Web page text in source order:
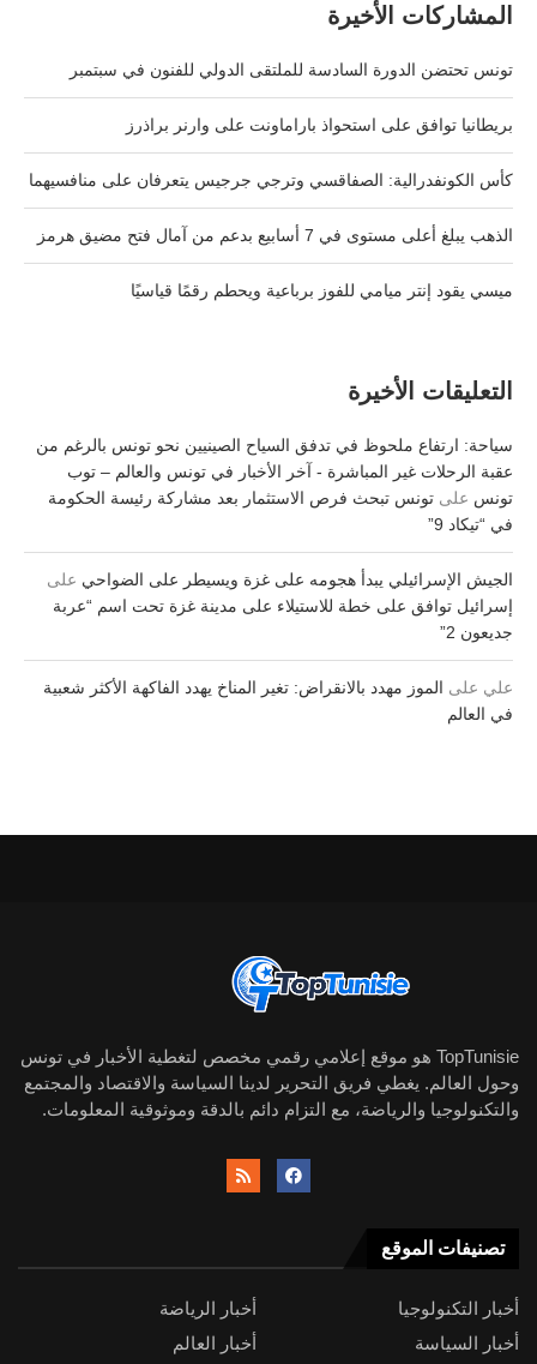
المشاركات الأخيرة
تونس تحتضن الدورة السادسة للملتقى الدولي للفنون في سبتمبر
بريطانيا توافق على استحواذ باراماونت على وارنر براذرز
كأس الكونفدرالية: الصفاقسي وترجي جرجيس يتعرفان على منافسيهما
الذهب يبلغ أعلى مستوى في 7 أسابيع بدعم من آمال فتح مضيق هرمز
ميسي يقود إنتر ميامي للفوز برباعية ويحطم رقمًا قياسيًا
التعليقات الأخيرة
سياحة: ارتفاع ملحوظ في تدفق السياح الصينيين نحو تونس بالرغم من
عقبة الرحلات غير المباشرة - آخر الأخبار في تونس والعالم – توب
تونس على تونس تبحث فرص الاستثمار بعد مشاركة رئيسة الحكومة
في “تيكاد 9”
الجيش الإسرائيلي يبدأ هجومه على غزة ويسيطر على الضواحي على
إسرائيل توافق على خطة للاستيلاء على مدينة غزة تحت اسم “عربة
جديعون 2”
علي على الموز مهدد بالانقراض: تغير المناخ يهدد الفاكهة الأكثر شعبية
في العالم
TopTunisie هو موقع إعلامي رقمي مخصص لتغطية الأخبار في تونس
وحول العالم. يغطي فريق التحرير لدينا السياسة والاقتصاد والمجتمع
والتكنولوجيا والرياضة، مع التزام دائم بالدقة وموثوقية المعلومات.
تصنيفات الموقع
أخبار التكنولوجيا
أخبار الرياضة
أخبار السياسة
أخبار العالم